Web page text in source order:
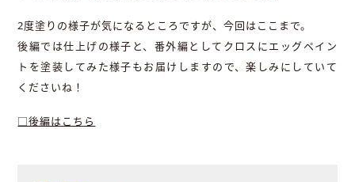
2度塗りの様子が気になるところですが、今回はここまで。
後編では仕上げの様子と、番外編としてクロスにエッグペイン
トを塗装してみた様子もお届けしますので、楽しみにしていて
くださいね！
□後編はこちら